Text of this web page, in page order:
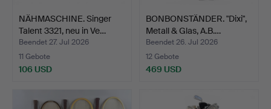
NÄHMASCHINE. Singer
Talent 3321, neu in Ve…
Beendet 27. Jul 2026
11 Gebote
106 USD
BONBONSTÄNDER. "Dixi",
Metall & Glas, A.B.…
Beendet 26. Jul 2026
12 Gebote
469 USD